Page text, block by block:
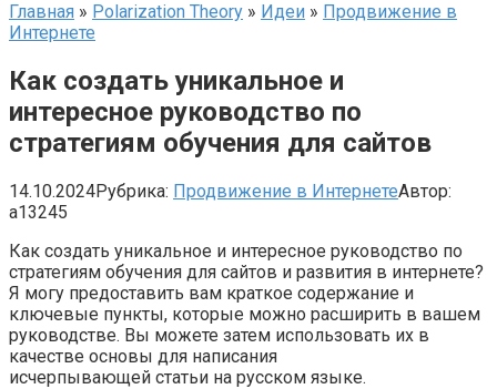
Главная » Polarization Theory » Идеи » Продвижение в
Интернете
Как создать уникальное и
интересное руководство по
стратегиям обучения для сайтов
14.10.2024Рубрика: Продвижение в ИнтернетеАвтор:
a13245
Как создать уникальное и интересное руководство по
стратегиям обучения для сайтов и развития в интернете?
Я могу предоставить вам краткое содержание и
ключевые пункты, которые можно расширить в вашем
руководстве. Вы можете затем использовать их в
качестве основы для написания
исчерпывающей статьи на русском языке.